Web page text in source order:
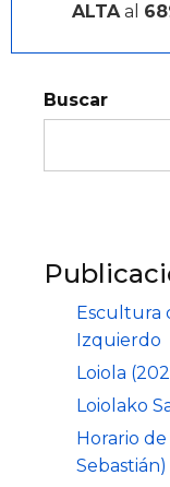
ALTAal
Buscar
Escultura
Izquierdo
Loiola
Loiolako
Horario de
Sebastián)